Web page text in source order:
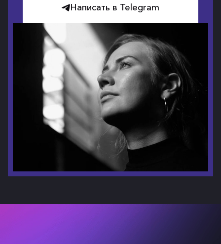
Написать в Telegram